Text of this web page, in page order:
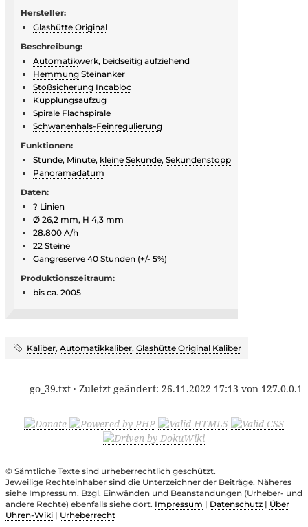
Hersteller:
Glashütte Original
Beschreibung:
Automatikwerk, beidseitig aufziehend
Hemmung Steinanker
Stoßsicherung Incabloc
Kupplungsaufzug
Spirale Flachspirale
Schwanenhals-Feinregulierung
Funktionen:
Stunde, Minute, kleine Sekunde, Sekundenstopp
Panoramadatum
Daten:
? Linien
Ø 26,2 mm, H 4,3 mm
28.800 A/h
22 Steine
Gangreserve 40 Stunden (+/- 5%)
Produktionszeitraum:
bis ca. 2005
Kaliber, Automatikkaliber, Glashütte Original Kaliber
go_39.txt · Zuletzt geändert: 26.11.2022 17:13 von 127.0.0.1
© Sämtliche Texte sind urheberrechtlich geschützt.
Jeweilige Rechteinhaber sind die Unterzeichner der Beiträge. Näheres
siehe Impressum. Bzgl. Einwänden und Beanstandungen (Urheber- und
andere Rechte) ebenfalls siehe dort. Impressum | Datenschutz | Über
Uhren-Wiki | Urheberrecht